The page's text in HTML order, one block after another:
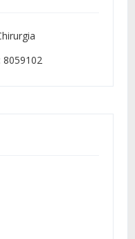
: 8059102